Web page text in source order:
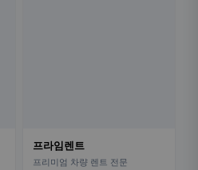
프라임렌트
프리미엄 차량 렌트 전문